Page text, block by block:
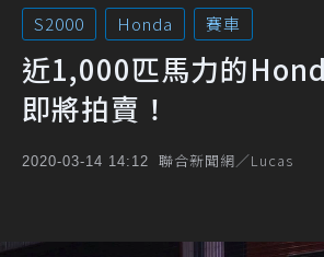
S2000 Honda 賽車
近1,000匹馬力的
即將拍賣！
2020-03-14 14:12 聯合新聞網／Lucas